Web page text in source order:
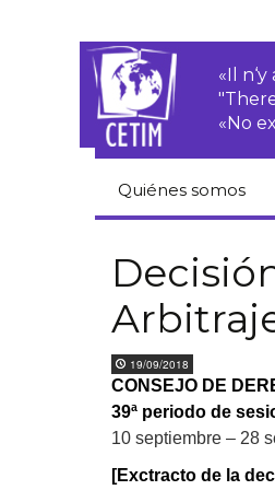
«Il
«No
Quiénes somos
Equipo
Newsletters
Informes de
actividades
Estatutos
19/09/2018
CONSEJO DE
39ª periodo de
10 septiembre – 28
[Exctracto de la